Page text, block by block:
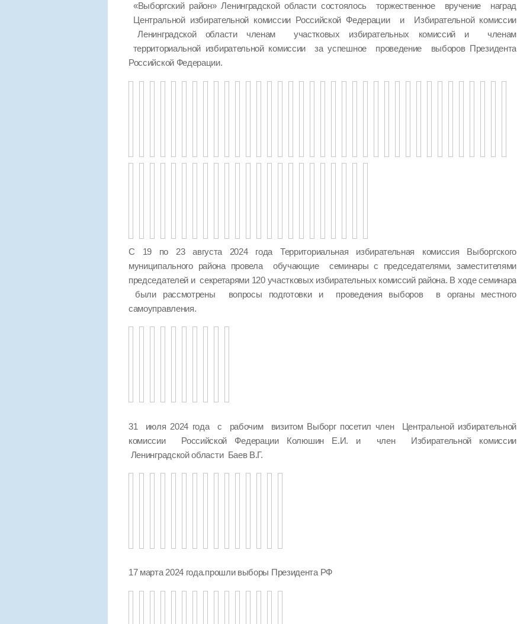
«Выборгский район» Ленинградской области состоялось торжественное вручение наград
Центральной избирательной комиссии Российской Федерации и Избирательной комиссии
Ленинградской области членам участковых избирательных комиссий и членам
территориальной избирательной комиссии за успешное проведение выборов Президента
Российской Федерации.
С 19 по 23 августа 2024 года Территориальная избирательная комиссия Выборгского
муниципального района провела обучающие семинары с председателями, заместителями
председателей и секретарями 120 участковых избирательных комиссий района. В ходе семинара
были рассмотрены вопросы подготовки и проведения выборов в органы местного
самоуправления.
31 июля 2024 года с рабочим визитом Выборг посетил член Центральной избирательной
комиссии Российской Федерации Колюшин Е.И. и член Избирательной комиссии
Ленинградской области Баев В.Г.
17 марта 2024 года.прошли выборы Президента РФ